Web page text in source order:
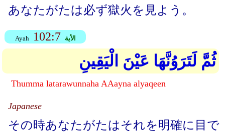
あなたがたは必ず獄火を見よう。
Ayah 102:7 الأية
ثُمَّ لَتَرَوُنَّهَا عَيْنَ الْيَقِينِ
Thumma latarawunnaha AAayna alyaqeen
Japanese
その時あなたがたはそれを明確に目で